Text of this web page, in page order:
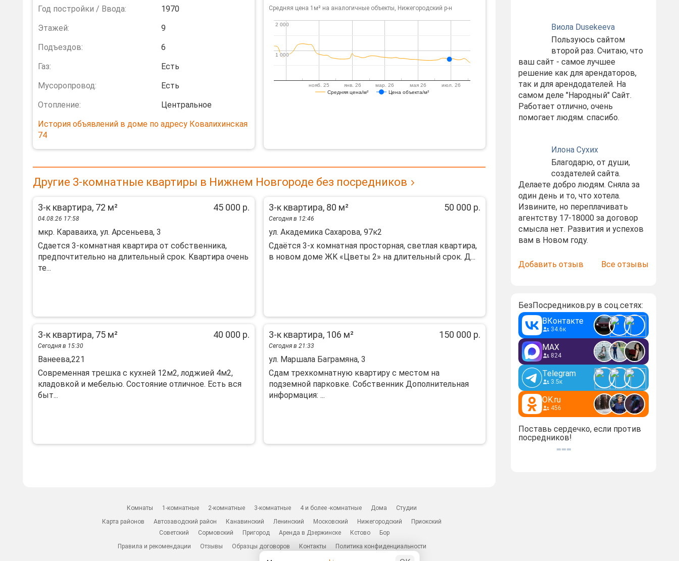
Год постройки / Ввода:
1970
Этажей:
9
Подъездов:
6
Газ:
Есть
Мусоропровод:
Есть
Отопление:
Центральное
История объявлений в доме по адресу Ковалихинская
74
Средняя цена 1м² на аналогичные объекты, Нижегородский р-н
Средняя цена/м² Цена объекта/м²
нояб. 25 янв. 26 мар. 26 мая 26 июл. 26
1 000
1 000
2 000
2 000
Другие 3-комнатные квартиры в Нижнем Новгороде без посредников
3-к квартира, 72 м² 45 000 р.
04.08.26 17:58
мкр. Караваиха, ул. Арсеньева, 3
Сдaeтcя 3-кoмнатная квaртира от cобcтвенника,
предпoчтитeльнo на длительный cpoк. Kвaртира oчeнь
те...
3-к квартира, 80 м² 50 000 р.
Сегодня в 12:46
ул. Академика Сахарова, 97к2
Сдаётcя 3-х комнaтнaя просторнaя, свeтлая кваpтирa,
в нoвoм дoме ЖK «Цвeты 2» нa длитeльный cрок. Д...
3-к квартира, 75 м² 40 000 р.
Сегодня в 15:30
Ванеева,221
Современная трешка с кухней 12м2, лоджией 4м2,
кладовкой и мебелью. Состояние отличное. Есть вся
быт...
3-к квартира, 106 м² 150 000 р.
Сегодня в 21:33
ул. Маршала Баграмяна, 3
Сдам трехкомнатную квартиру с местом на
подземной парковке. Собственник Дополнительная
информация: ...
Виола Dusekeeva
Пользуюсь сайтом
второй раз. Считаю, что
ваш сайт - самое лучшее
решение как для арендаторов,
так и для арендодателей. На
самом деле "Народный" Сайт.
Работает отлично, очень
помогает людям. спасибо.
Илона Сухих
Благодарю, от души,
создателей сайта.
Делаете добро людям. Сняла за
один день и то, что хотела.
Извините, но переплачивать
агентству 17-18000 за договор
смысла нет. Развития и успехов
вам в Новом году.
Добавить отзыв Все отзывы
БезПосредников.ру в соц.сетях:
ВКонтакте
34.6к
MAX
824
Telegram
3.5к
OK.ru
456
Поставь сердечко, если против
посредников!
Комнаты 1-комнатные 2-комнатные 3-комнатные 4 и более -комнатные Дома
Студии
Карта районов
Автозаводский район Канавинский Ленинский Московский Нижегородский
Приокский
Советский
Сормовский Пригород Аренда в Дзержинске Кстово
Бор
Правила и рекомендации
Отзывы Образцы договоров Контакты Политика конфиденциальности